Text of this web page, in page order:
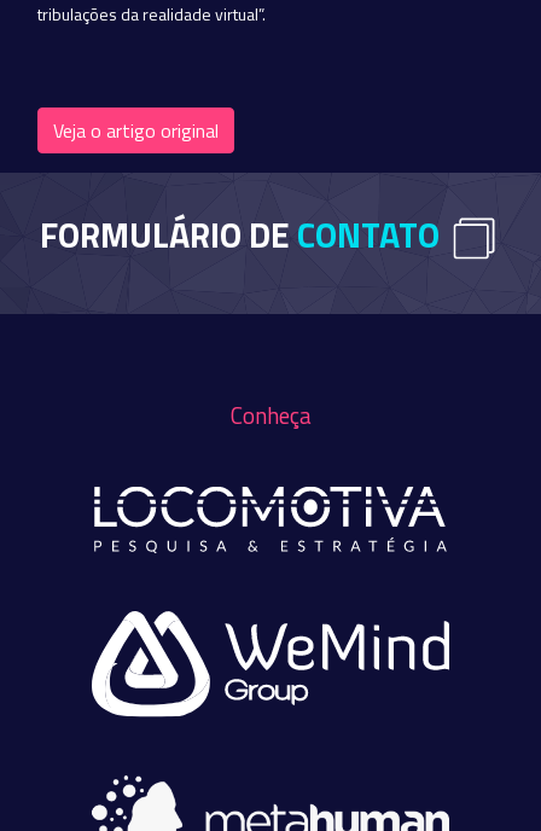
tribulações da realidade virtual”.
Veja o artigo original
FORMULÁRIO DECONTATO
Conheça